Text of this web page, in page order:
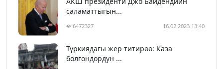
саламаттыгын...
6472327 16.02.2023 13:40
Түркиядагы жер титирөө: Каза
болгондордун ...